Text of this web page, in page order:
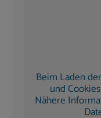
Terrasse mit
Pergolaauf
Beim Laden
und
Nähere